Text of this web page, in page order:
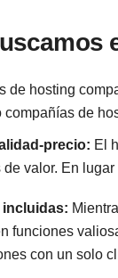
de hosting
compañías de
precio: El
de valor. En
incluidas:
funciones
con un solo